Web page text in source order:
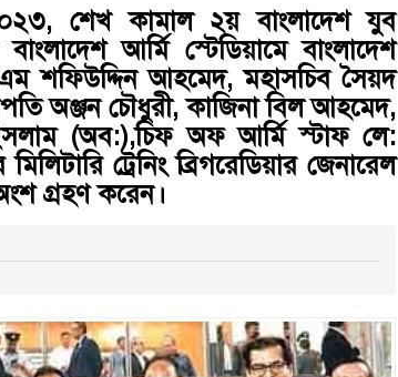
২০২৩, শেখ কামাল ২য় বাংলাদেশ যুব
আর্মি স্টেডিয়ামে বাংলাদেশ
শফিউদ্দিন আহমেদ, মহাসচিব সৈয়দ
অঞ্জন চৌধুরী, কাজিনা বিল আহমেদ,
(অব:),চিফ অফ আর্মি স্টাফ লে:
ট্রেনিং ব্রিগরেডিয়ার জেনারেল
গ্রহণ করেন।